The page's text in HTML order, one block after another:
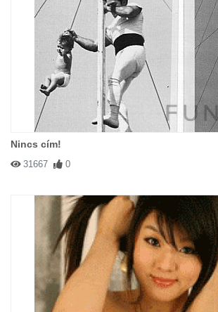
Nincs cím!
31667 0